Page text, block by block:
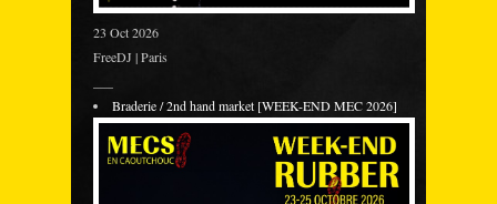
23 Oct 2026
FreeDJ | Paris
Braderie / 2nd hand market [WEEK-END MEC 2026]